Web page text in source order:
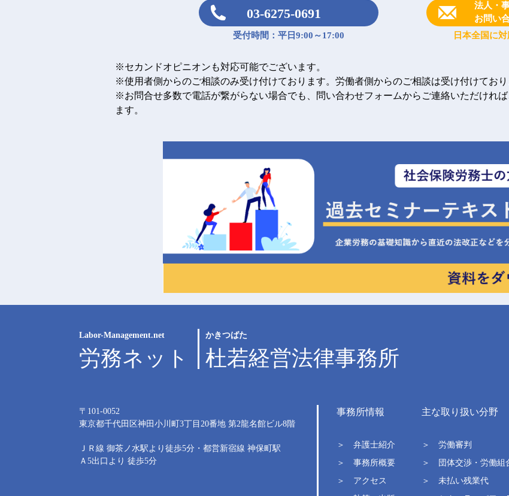
03-6275-0691
受付時間：平日9:00～17:00
法人・
お問い
日本全国に
※セカンドオピニオンも対応可能でございます。
※使用者側からのご相談のみ受け付けております。労働者側からのご相談は受け付けており
※お問合せ多数で電話が繋がらない場合でも、問い合わせフォームからご連絡いただけれ
ます。
Labor-Management.net
労務ネット
かきつばた
杜若経営法律事務所
〒101-0052
東京都千代田区神田小川町3丁目20番地 第2龍名館ビル8階
ＪＲ線 御茶ノ水駅より徒歩5分・都営新宿線 神保町駅
Ａ5出口より 徒歩5分
事務所情報
＞ 弁護士紹介
＞ 事務所概要
＞ アクセス
主な取り扱い分野
＞ 労働審判
＞ 団体交渉・労働組
＞ 未払い残業代